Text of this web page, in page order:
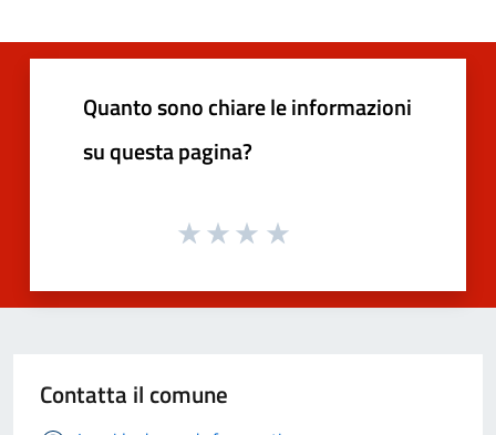
Quanto sono chiare le informazioni
su questa pagina?
Contatta il comune